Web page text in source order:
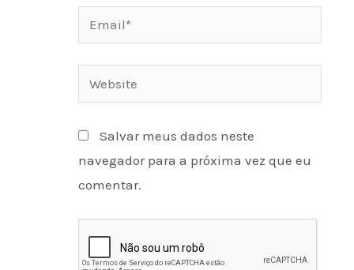
Email*
Website
Salvar meus dados neste
navegador para a próxima vez que eu
comentar.